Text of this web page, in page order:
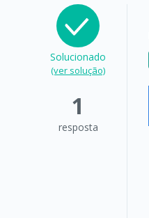
Solucionado
(ver solução)
1
resposta